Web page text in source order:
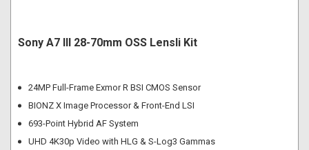
Sony A7 III 28-70mm OSS Lensli Kit
24MP Full-Frame Exmor R BSI CMOS Sensor
BIONZ X Image Processor & Front-End LSI
693-Point Hybrid AF System
UHD 4K30p Video with HLG & S-Log3 Gammas